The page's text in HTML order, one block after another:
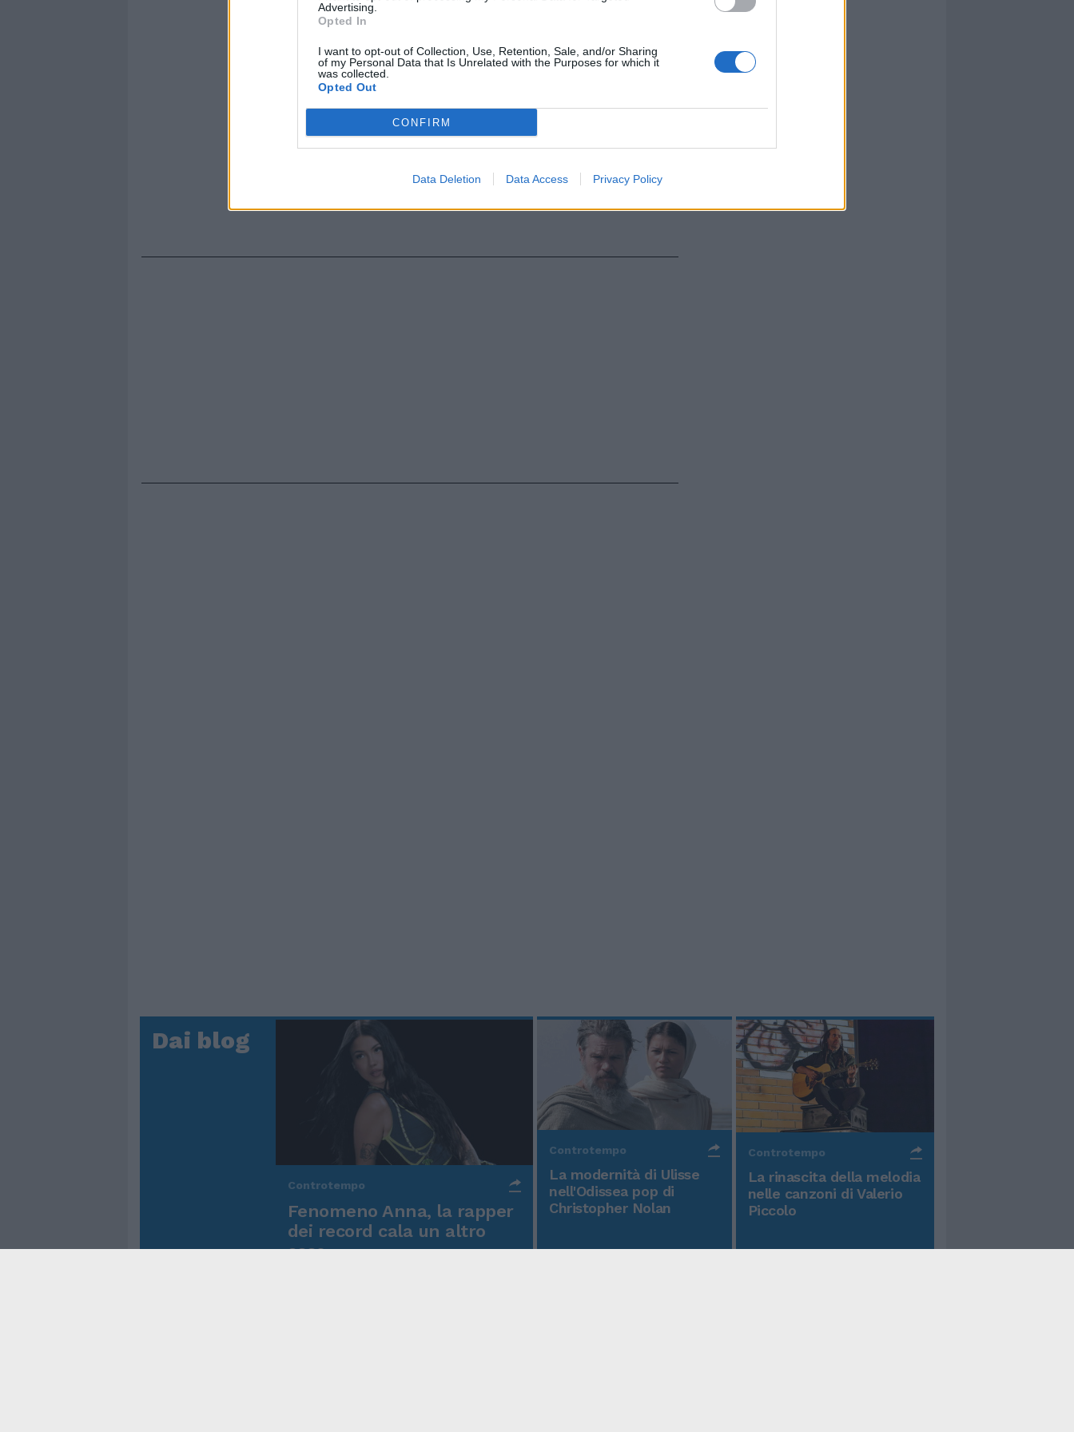
Advertising.
Opted In
I want to opt-out of Collection, Use, Retention, Sale, and/or Sharing
of my Personal Data that Is Unrelated with the Purposes for which it
was collected.
Opted Out
CONFIRM
Data Deletion Data Access Privacy Policy
Dai blog
Controtempo
Fenomeno Anna, la rapper
dei record cala un altro
asso
Controtempo
La modernità di Ulisse
nell'Odissea pop di
Christopher Nolan
Controtempo
La rinascita della melodia
nelle canzoni di Valerio
Piccolo